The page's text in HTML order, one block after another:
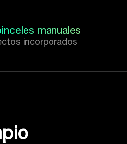
manuales
incorporados